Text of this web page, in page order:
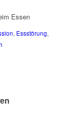
Essen
, Essstörung,